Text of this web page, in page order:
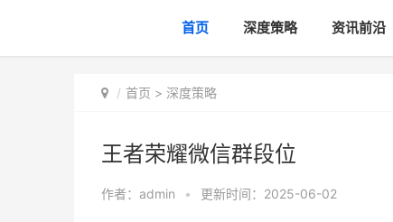
首页 深度策略 资讯前沿
首页 > 深度策略
王者荣耀微信群段位
作者： admin • 更新时间：2025-06-02